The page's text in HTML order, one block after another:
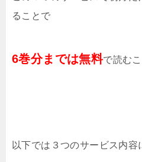
ることで
6巻分までは無料で読む
以下では３つのサービス内容